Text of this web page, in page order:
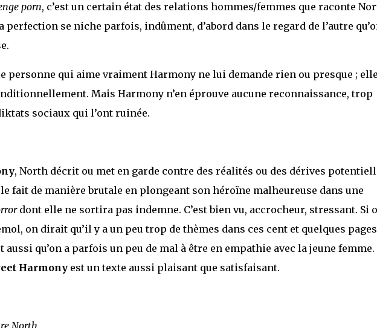
porn, c’est un certain état des relations hommes/femmes que raconte
perfection se niche parfois, indûment, d’abord dans le regard de l’autre
personne qui aime vraiment Harmony ne lui demande rien ou presque ;
Mais Harmony n’en éprouve aucune reconnaissance, trop
sociaux qui l’ont ruinée.
, North décrit ou met en garde contre des réalités ou des dérives
fait de manière brutale en plongeant son héroïne malheureuse dans une
dont elle ne sortira pas indemne. C’est bien vu, accrocheur, stressant. Si
on dirait qu’il y a un peu trop de thèmes dans ces cent et quelques
aussi qu’on a parfois un peu de mal à être en empathie avec la jeune femme.
Harmonyest un texte aussi plaisant que satisfaisant.
North